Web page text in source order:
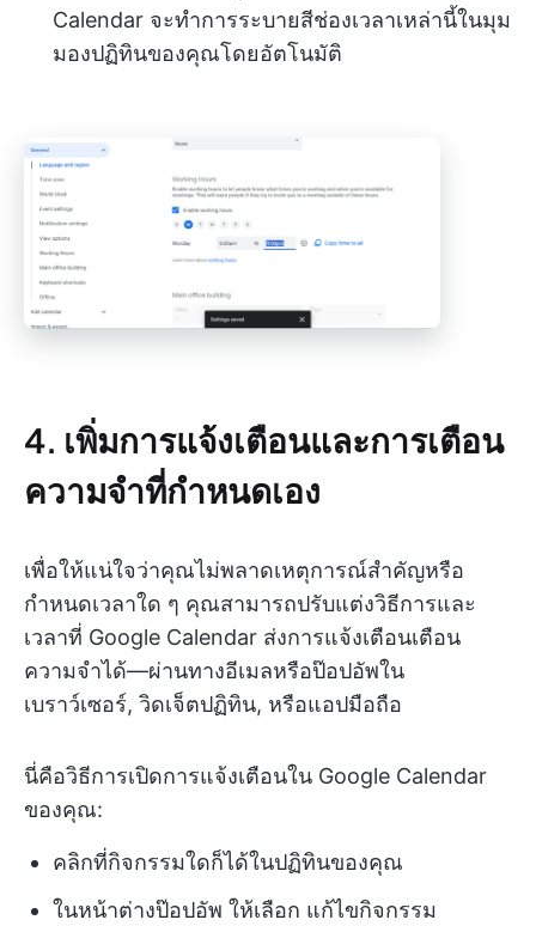
Calendar จะทำการระบายสีช่องเวลาเหล่านี้ในมุม
มองปฏิทินของคุณโดยอัตโนมัติ
4. เพิ่มการแจ้งเตือนและการเตือน
ความจำที่กำหนดเอง
เพื่อให้แน่ใจว่าคุณไม่พลาดเหตุการณ์สำคัญหรือ
กำหนดเวลาใด ๆ คุณสามารถปรับแต่งวิธีการและ
เวลาที่ Google Calendar ส่งการแจ้งเตือนเตือน
ความจำได้—ผ่านทางอีเมลหรือป๊อปอัพใน
เบราว์เซอร์, วิดเจ็ตปฏิทิน, หรือแอปมือถือ
นี่คือวิธีการเปิดการแจ้งเตือนใน Google Calendar
ของคุณ:
คลิกที่กิจกรรมใดก็ได้ในปฏิทินของคุณ
ในหน้าต่างป๊อปอัพ ให้เลือก แก้ไขกิจกรรม